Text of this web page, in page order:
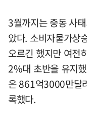
3월까지는 중동 사
았다. 소비자물가
오르긴 했지만 여전
2%대 초반을 유지
은 861억3000만달
록했다.